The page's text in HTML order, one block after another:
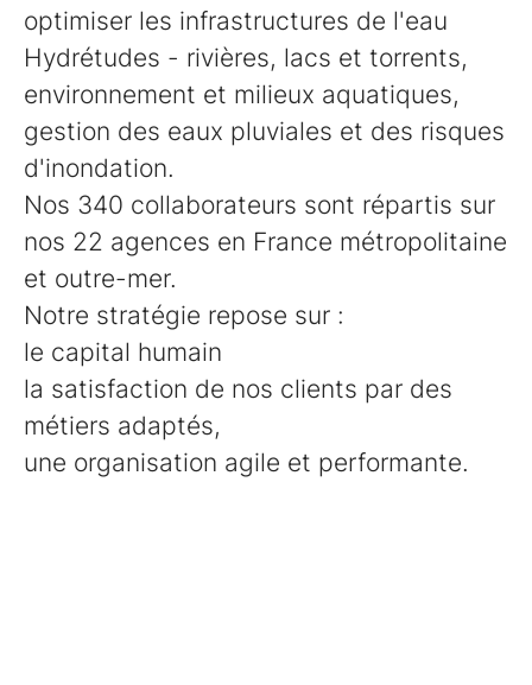
optimiser les infrastructures de l'eau
Hydrétudes - rivières, lacs et torrents,
environnement et milieux aquatiques,
gestion des eaux pluviales et des risques
d'inondation.
Nos 340 collaborateurs sont répartis sur
nos 22 agences en France métropolitaine
et outre-mer.
Notre stratégie repose sur :
le capital humain
la satisfaction de nos clients par des
métiers adaptés,
une organisation agile et performante.